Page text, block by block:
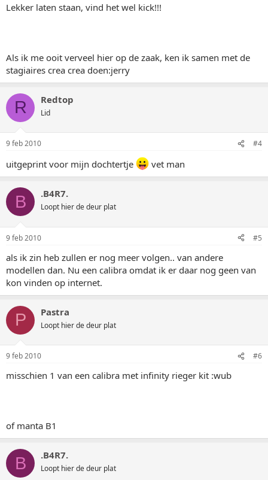
Lekker laten staan, vind het wel kick!!!
Als ik me ooit verveel hier op de zaak, ken ik samen met de
stagiaires crea crea doen:jerry
R Redtop
Lid
9 feb 2010 #4
uitgeprint voor mijn dochtertje vet man
B .B4R7.
Loopt hier de deur plat
9 feb 2010 #5
als ik zin heb zullen er nog meer volgen.. van andere
modellen dan. Nu een calibra omdat ik er daar nog geen van
kon vinden op internet.
P Pastra
Loopt hier de deur plat
9 feb 2010 #6
misschien 1 van een calibra met infinity rieger kit :wub
of manta B1
B .B4R7.
Loopt hier de deur plat